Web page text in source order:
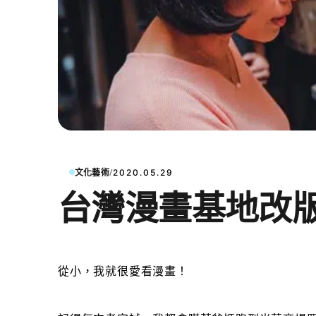
文化藝術/2020.05.29
台灣漫畫基地改
從小，我就很愛看漫畫！